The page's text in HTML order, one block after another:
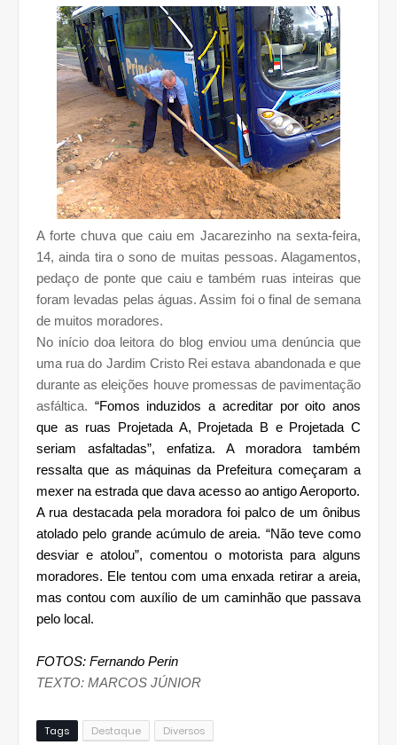
A forte chuva que caiu em Jacarezinho na sexta-feira,
14, ainda tira o sono de muitas pessoas. Alagamentos,
pedaço de ponte que caiu e também ruas inteiras que
foram levadas pelas águas. Assim foi o final de semana
de muitos moradores.
No início doa leitora do blog enviou uma denúncia que
uma rua do Jardim Cristo Rei estava abandonada e que
durante as eleições houve promessas de pavimentação
asfáltica. “Fomos induzidos a acreditar por oito anos
que as ruas Projetada A, Projetada B e Projetada C
seriam asfaltadas”, enfatiza. A moradora também
ressalta que as máquinas da Prefeitura começaram a
mexer na estrada que dava acesso ao antigo Aeroporto.
A rua destacada pela moradora foi palco de um ônibus
atolado pelo grande acúmulo de areia. “Não teve como
desviar e atolou”, comentou o motorista para alguns
moradores. Ele tentou com uma enxada retirar a areia,
mas contou com auxílio de um caminhão que passava
pelo local.
FOTOS: Fernando Perin
TEXTO: MARCOS JÚNIOR
Tags Destaque Diversos